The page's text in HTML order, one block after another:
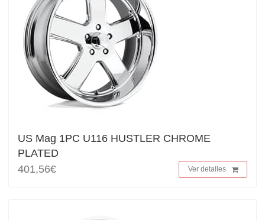
US Mag 1PC U116 HUSTLER CHROME
PLATED
401,56€
Ver detalles